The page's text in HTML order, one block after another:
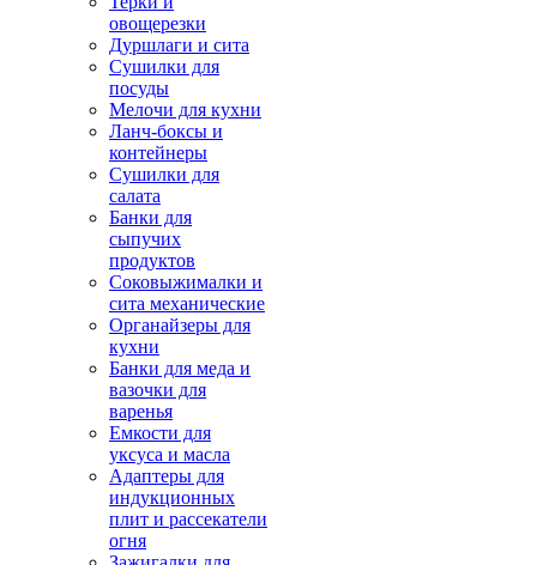
овощерезки
Дуршлаги и сита
Сушилки для
посуды
Мелочи для кухни
Ланч-боксы и
контейнеры
Сушилки для
салата
Банки для
сыпучих
продуктов
Соковыжималки и
сита механические
Органайзеры для
кухни
Банки для меда и
вазочки для
варенья
Емкости для
уксуса и масла
Адаптеры для
индукционных
плит и рассекатели
огня